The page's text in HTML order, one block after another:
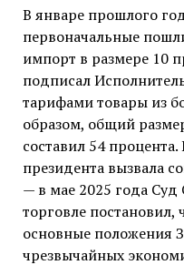
В январе прошлого
первоначальные
импорт в размере 10
подписал
тарифами товары из
образом, общий
составил 54
президента вызвала
— в мае 2025 года
торговле
основные положения
чрезвычайных